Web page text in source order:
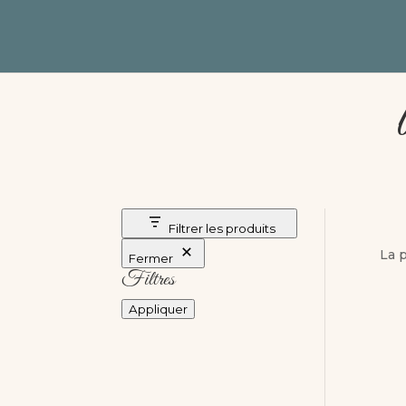
Filtrer les produits
Fermer
Filtres
Appliquer
La